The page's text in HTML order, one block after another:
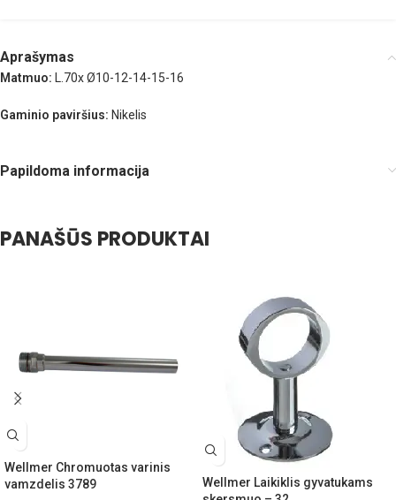
Aprašymas
Matmuo: L.70x Ø10-12-14-15-16
Gaminio paviršius: Nikelis
Papildoma informacija
PANAŠŪS PRODUKTAI
Wellmer Chromuotas varinis
vamzdelis 3789
Wellmer Laikiklis gyvatukams